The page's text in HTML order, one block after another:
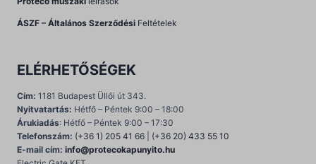
ÁSZF – Általános Szerződési Feltételek
ELÉRHETŐSÉGEK
Cím: 1181 Budapest Üllői út 343.
Nyitvatartás: Hétfő – Péntek 9:00 – 18:00
Árukiadás: Hétfő – Péntek 9:00 – 17:30
Telefonszám: (+36 1) 205 41 66
(+36 20) 433 55 10
E-mail cím: info@protecokapunyito.hu